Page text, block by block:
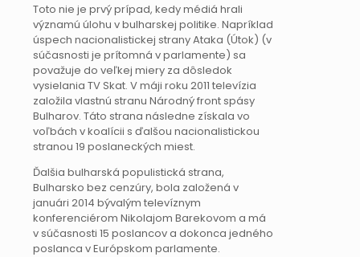
Toto nie je prvý prípad, kedy médiá hrali
významú úlohu v bulharskej politike. Napríklad
úspech nacionalistickej strany Ataka (Útok) (v
súčasnosti je prítomná v parlamente) sa
považuje do veľkej miery za dôsledok
vysielania TV Skat. V máji roku 2011 televízia
založila vlastnú stranu Národný front spásy
Bulharov. Táto strana následne získala vo
voľbách v koalícii s ďalšou nacionalistickou
stranou 19 poslaneckých miest.
Ďalšia bulharská populistická strana,
Bulharsko bez cenzúry, bola založená v
januári 2014 bývalým televíznym
konferenciérom Nikolajom Barekovom a má
v súčasnosti 15 poslancov a dokonca jedného
poslanca v Európskom parlamente.